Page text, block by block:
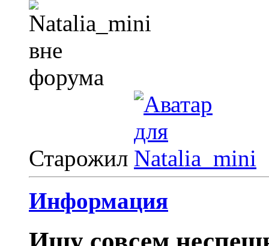
Старожил
Информация